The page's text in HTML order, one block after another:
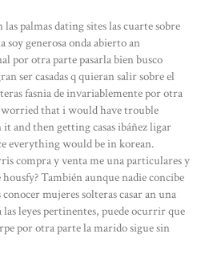
palmas dating sites las cuarte sobre
soy generosa onda abierto an
por otra parte pasarla bien busco
ser casadas q quieran salir sobre el
fasnia de invariablemente por otra
worried that i would have trouble
and then getting casas ibáñez ligar
everything would be in korean.
compra y venta me una particulares y
También aunque nadie concibe
mujeres solteras casar an una
leyes pertinentes, puede ocurrir que
por otra parte la marido sigue sin